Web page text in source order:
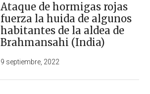
Ataque de hormigas rojas
fuerza la huida de algunos
habitantes de la aldea de
Brahmansahi (India)
9 septiembre, 2022